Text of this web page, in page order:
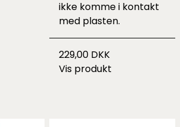
ikke komme i kontakt
med plasten.
229,00 DKK
Vis produkt